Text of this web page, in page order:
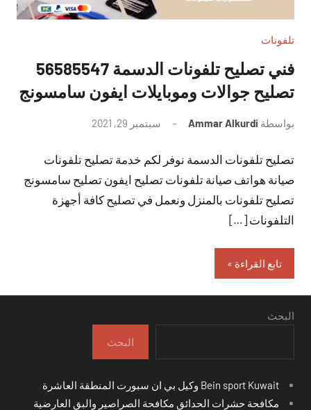
تلفونات
فني تصليح تلفونات الدسمة 56585547
تصليح جوالات وموبايلات ايفون سامسونج
بواسطة Ammar Alkurdi سبتمبر 29, 2021
تعليقات
تصليح تلفونات الدسمة نوفر لكم خدمة تصليح تلفونات
صيانة هواتف صيانة تلفونات تصليح ايفون تصليح سامسونج
تصليح تلفونات بالمنزل ونعمل في تصليح كافة أجهزة
التلفونات […]
تابع القراءة
البحث
البحث
مكافحة حشرات الحدائق مكافحة الصراصير والبق العارضية